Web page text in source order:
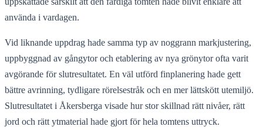
använda i vardagen.
Vid liknande uppdrag hade samma typ av noggrann markjustering,
uppbyggnad av gångytor och etablering av nya grönytor ofta varit
avgörande för slutresultatet. En väl utförd finplanering hade gett
bättre avrinning, tydligare rörelsestråk och en mer lättskött utemiljö.
Slutresultatet i Åkersberga visade hur stor skillnad rätt nivåer, rätt
jord och rätt ytmaterial hade gjort för hela tomtens uttryck.